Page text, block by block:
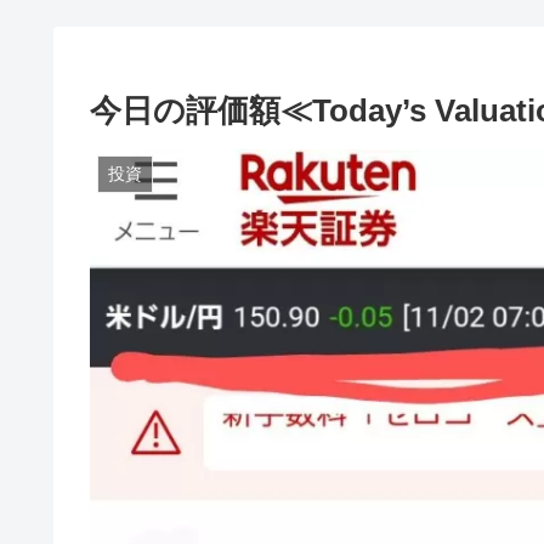
今日の評価額≪Today’s
投資